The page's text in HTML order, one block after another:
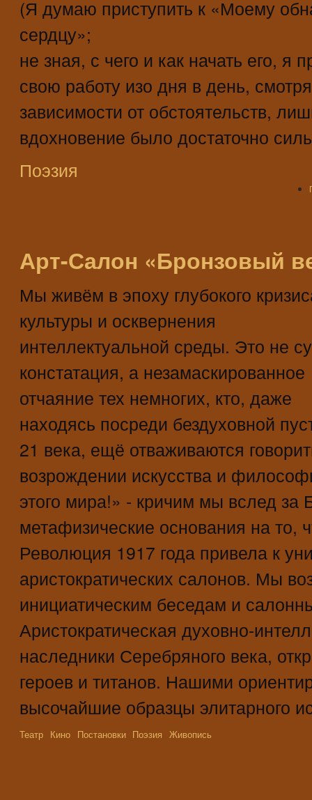
(Я думаю приступить к «Моему
сердцу»;
не зная, с чего и как начать его, я
свою работу изо дня в день,
зависимости от обстоятельств,
вдохновение было достаточно
Поэзия
Арт-Салон «Бронзовый
Мы живём в эпоху глубокого
культуры и осквернения
интеллектуальной среды. Это не
констатация, а незамаскированное
отчаяние тех немногих, кто, даже
находясь посреди бездуховной
21 века, ещё отваживаются
возрождении искусства и
этого мира!» - кричим мы вслед
метафизические основания на то,
Революция 1917 года привела к
аристократических салонов. Мы
инициатическим беседам и
Аристократическая духовно-
наследники Серебряного века,
героев и титанов. Нашими
высочайшие образцы элитарного
Театр Кино Постановки Поэзия Живопись